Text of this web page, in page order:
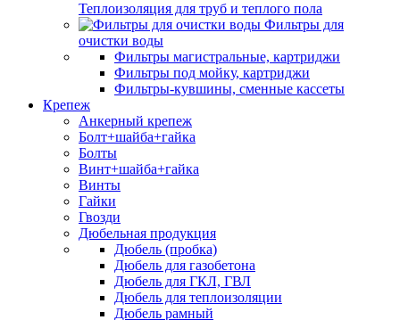
Теплоизоляция для труб и теплого пола
Фильтры для
очистки воды
Фильтры магистральные, картриджи
Фильтры под мойку, картриджи
Фильтры-кувшины, сменные кассеты
Крепеж
Анкерный крепеж
Болт+шайба+гайка
Болты
Винт+шайба+гайка
Винты
Гайки
Гвозди
Дюбельная продукция
Дюбель (пробка)
Дюбель для газобетона
Дюбель для ГКЛ, ГВЛ
Дюбель для теплоизоляции
Дюбель рамный